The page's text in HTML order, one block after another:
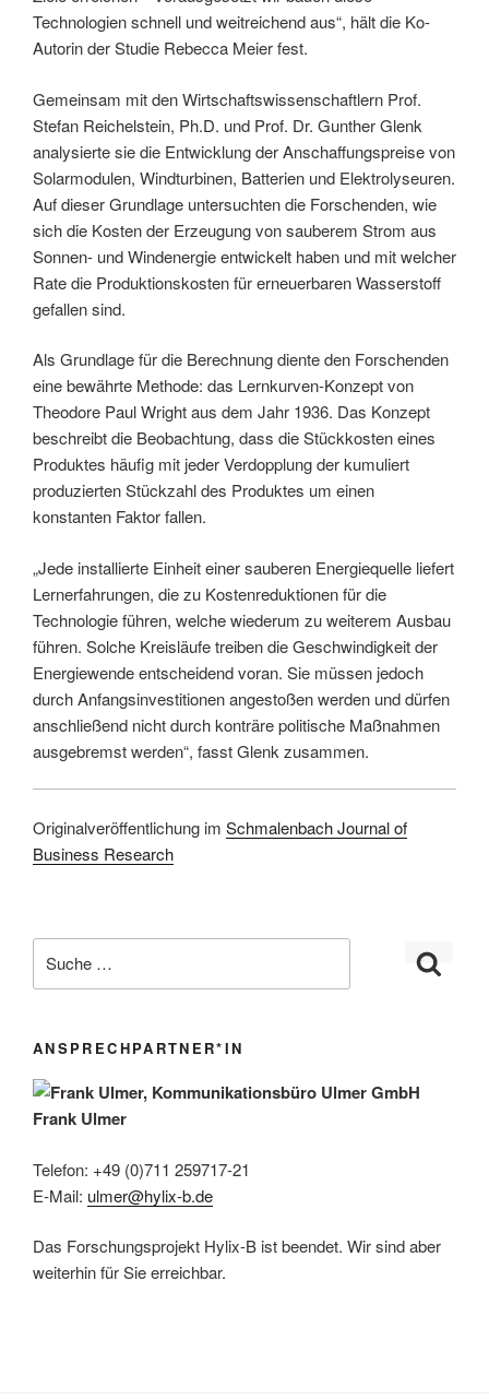
Technologien schnell und weitreichend aus“, hält die Ko-
Autorin der Studie Rebecca Meier fest.
Gemeinsam mit den Wirtschaftswissenschaftlern Prof.
Stefan Reichelstein, Ph.D. und Prof. Dr. Gunther Glenk
analysierte sie die Entwicklung der Anschaffungspreise von
Solarmodulen, Windturbinen, Batterien und Elektrolyseuren.
Auf dieser Grundlage untersuchten die Forschenden, wie
sich die Kosten der Erzeugung von sauberem Strom aus
Sonnen- und Windenergie entwickelt haben und mit welcher
Rate die Produktionskosten für erneuerbaren Wasserstoff
gefallen sind.
Als Grundlage für die Berechnung diente den Forschenden
eine bewährte Methode: das Lernkurven-Konzept von
Theodore Paul Wright aus dem Jahr 1936. Das Konzept
beschreibt die Beobachtung, dass die Stückkosten eines
Produktes häufig mit jeder Verdopplung der kumuliert
produzierten Stückzahl des Produktes um einen
konstanten Faktor fallen.
„Jede installierte Einheit einer sauberen Energiequelle liefert
Lernerfahrungen, die zu Kostenreduktionen für die
Technologie führen, welche wiederum zu weiterem Ausbau
führen. Solche Kreisläufe treiben die Geschwindigkeit der
Energiewende entscheidend voran. Sie müssen jedoch
durch Anfangsinvestitionen angestoßen werden und dürfen
anschließend nicht durch konträre politische Maßnahmen
ausgebremst werden“, fasst Glenk zusammen.
Originalveröffentlichung im Schmalenbach Journal of
Business Research
ANSPRECHPARTNER*IN
Frank Ulmer
Telefon: +49 (0)711 259717-21
E-Mail: ulmer@hylix-b.de
Das Forschungsprojekt Hylix-B ist beendet. Wir sind aber
weiterhin für Sie erreichbar.